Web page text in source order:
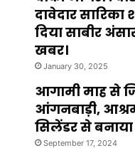
दावेदार सारिका
दिया साबीर
खबर।
January 30, 2025
आगामी माह से
आंगनबाड़ी,
सिलेंडर से
September 17, 2024